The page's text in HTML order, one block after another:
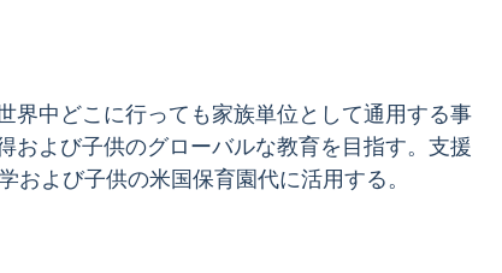
界中どこに行っても家族単位として通用する事
および子供のグローバルな教育を目指す。支援
よび子供の米国保育園代に活用する。